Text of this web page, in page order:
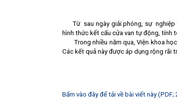
Từ sau ngày giải phóng, sự nghiệp
hình thức kết cấu cửa van tự động, tính
Trong nhiều năm qua, Viện khoa
Các kết quả này được áp dụng rộng rãi
Bấm vào đây để tải về bài viết này (PDF;